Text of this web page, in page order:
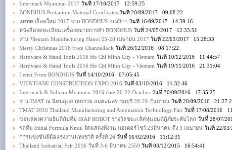
Intermach Myanmar 2017 วันที่ 17/10/2017 12:59:25
BONDHUS Protanium Material Certificates วันที่ 20/09/2017 09:08:22
แคทตาล็อคใหม่ 2017 จาก BONDHUS อเมริกา วันที่ 16/09/2017 14:39:16
หนังสือจดทะเบียนเครื่องหมายการค้า BONDHUS วันที่ 24/05/2017 12:33:51
งาน Vietnam Manufacturing Hanoi 25-28 เมษายน 2017 วันที่ 22/03/2017 15:28:33
Merry Christmas 2016 from Channellock วันที่ 26/12/2016 08:17:22
Hardware & Hand Tools 2016 Ho Chi Minh City - Vietnam วันที่ 10/12/2016 11:44:57
Hardware & Hand Tools 2016 Ho Chi Minh City - Vietnam วันที่ 19/11/2016 21:31:04
Letter From BONDHUS วันที่ 14/10/2016 07:05:45
VIENTIANE CONSTRUCTION EXPO 2016 วันที่ 03/10/2016 11:32:46
Intermach & Subcon Myanmar 2016 date 20-22 October วันที่ 30/09/2016 17:35:25
งาน IMAT ณ นิคมอุตสาหกรรม อมตะนคร ชลบุรี 28-29 กันยายน วันที่ 20/09/2016
TMAT 2016 Thailand Manufacturing and Automation Technology Fair วันที่ 17/08/2016
ขอแสดงความยินดีกับทีม IRAP ROBOT รางวัลชนะเลิศหุ่นยนต์กู้ภัยระดับโลก วันที่ 28/07/
รถทีม Initial Formula Kmitl จัดแสดงที่งาน มอเตอร์โชว์ 23มีนาคม ถึง 3 เมษายน วันที่ 22/
การแข่งขันฝีมือแรงงานแห่งชาติ ครั้งที่ 26 วันที่ 10/02/2016 11:12:31
Thailand Industrial Fair 2016 วันที่ 3-6 มีนาคม 2559 วันที่ 03/12/2015 16:54:41